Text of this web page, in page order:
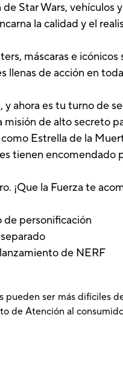
Star Wars, vehículos
la calidad y el
máscaras e icónicos
de acción en
ahora es tu turno de
de alto secreto
Estrella de la
tienen encomendado
¡Que la Fuerza te
de personificación
de NERF
pueden ser más difíciles
de Atención al